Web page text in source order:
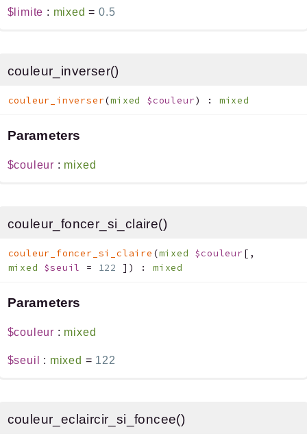
$limite : mixed =0.5
couleur_inverser()
couleur_inverser(mixed $couleur) : mixed
Parameters
$couleur : mixed
couleur_foncer_si_claire()
couleur_foncer_si_claire (mixed $couleur[ ,
mixed $seuil = 122 ] ) : mixed
Parameters
$couleur : mixed
$seuil : mixed = 122
couleur_eclaircir_si_foncee()